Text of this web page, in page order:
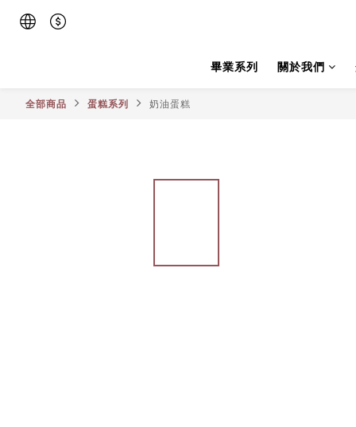
畢業系列 關於我們
全部商品 蛋糕系列 奶油蛋糕